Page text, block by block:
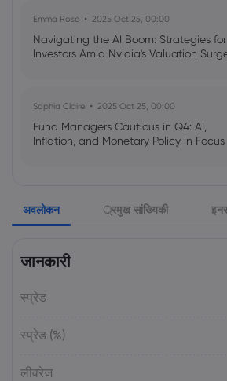
Emma Rose 2025 Oct 25, 00:00
Navigating the AI Boom: Strategies for
Investors Amid Nvidia's Valuation
Sophia Claire 2025 Oct 25, 00:00
Fund Managers Cautious in Q4: AI,
Inflation, and Monetary Policy in Focus
US Government Shutdown Threatens
October Inflation Data Release
US-EU Relations: Russia Sanctions Unite
Emma Rose
अवलोकन ्रमुख सांख्यिकी
जानकारी
स्प्रेड
स्प्रेड (%)
लीवरेज